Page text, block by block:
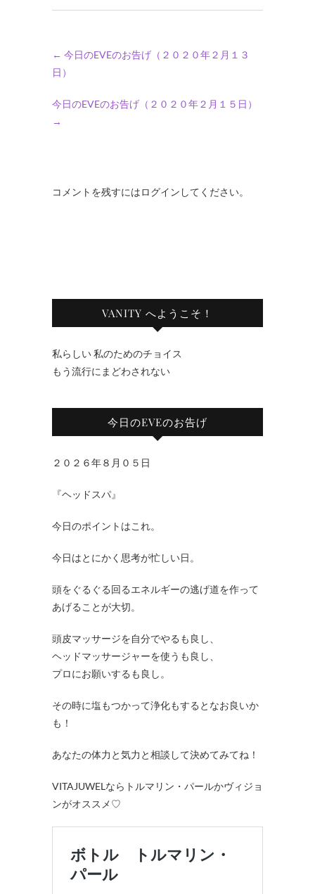
← 今日のEVEのお告げ（２０２０年２月１３
日）
今日のEVEのお告げ（２０２０年２月１５日）
→
コメントを残すにはログインしてください。
VANITY へようこそ！
私らしい 私のためのチョイス
もう流行にまどわされない
今日のEVEのお告げ
２０２６年８月０５日
『ヘッドスパ』
今日のポイントはこれ。
今日はとにかく思考が忙しい日。
頭をぐるぐる回るエネルギーの逃げ道を作って
あげることが大切。
頭皮マッサージを自分でやるも良し、
ヘッドマッサージャーを使うも良し、
プロにお願いするも良し。
その時に塩もつかって浄化もするとなお良いか
も！
あなたの体力と気力と相談して決めてみてね！
VITAJUWELならトルマリン・パールかヴィジョ
ンがオススメ♡